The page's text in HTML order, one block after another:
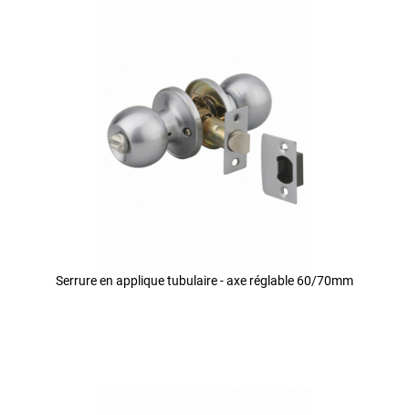
Serrure en applique tubulaire - axe réglable 60/70mm